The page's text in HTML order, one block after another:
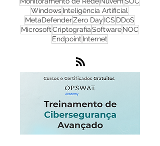
NGFWInfraestruturaDadosLGPDOT
PhishingFlowmonIAIoT
Monitoramento de RedeNuvemSOC
WindowsInteligência Artificial
MetaDefenderZero DayICS
EndpointInternet